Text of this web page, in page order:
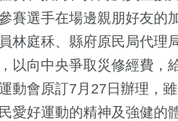
賽選手在場邊親朋好友的
庭秝、縣府原民局代理
以向中央爭取災修經費，
會原訂7月27日辦理，雖
愛好運動的精神及強健的
+
信俗文
1379+
社會